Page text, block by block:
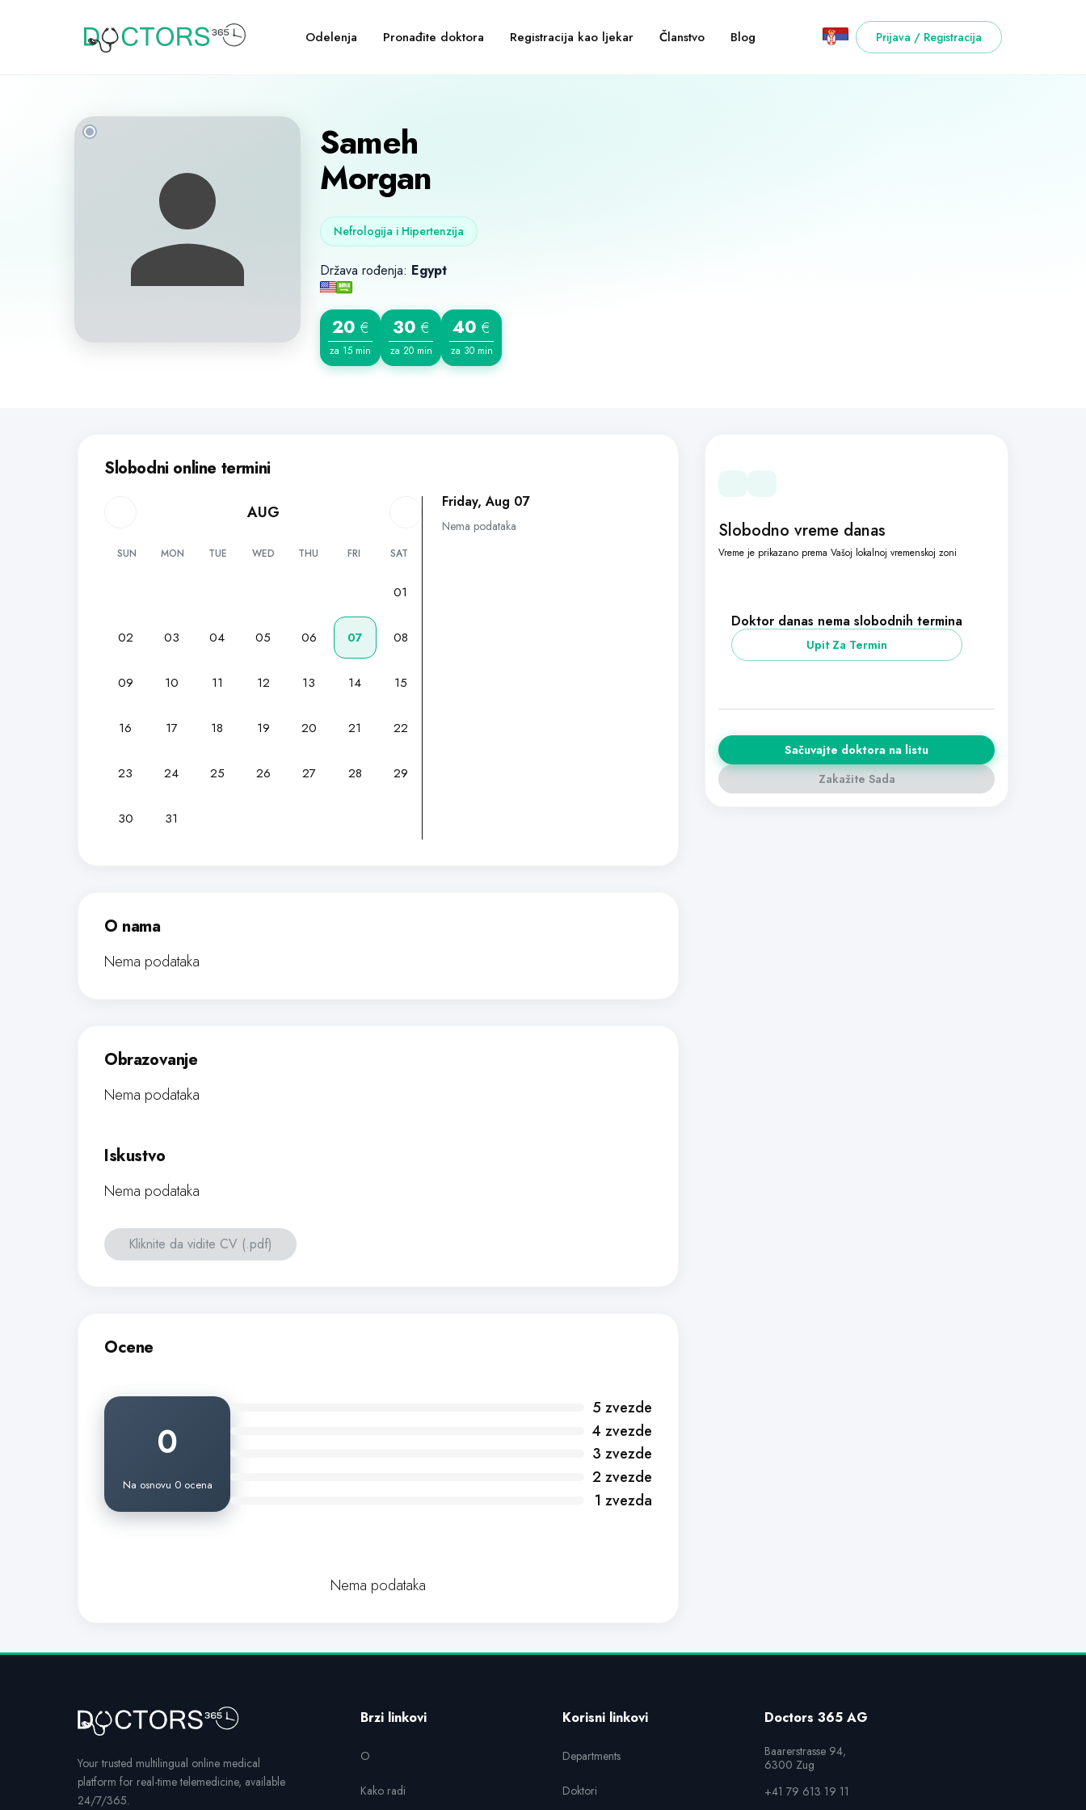
Odelenja Pronađite doktora Registracija kao ljekar Članstvo Blog Prijava / Registracija
Sameh
Morgan
Nefrologija i Hipertenzija
Država rođenja: Egypt
20 €
za 15 min
30 €
za 20 min
40 €
za 30 min
Slobodni online termini
AUG
SUN MON TUE WED THU FRI SAT
01
02 03 04 05 06 07 08
09 10 11 12 13 14 15
16 17 18 19 20 21 22
23 24 25 26 27 28 29
30 31
Friday, Aug 07
Nema podataka
O nama
Nema podataka
Obrazovanje
Nema podataka
Iskustvo
Nema podataka
Kliknite da vidite CV (.pdf)
Ocene
0
Na osnovu 0 ocena
5 zvezde
4 zvezde
3 zvezde
2 zvezde
1 zvezda
Nema podataka
Slobodno vreme danas
Vreme je prikazano prema Vašoj lokalnoj vremenskoj zoni
Doktor danas nema slobodnih termina
Upit Za Termin
Sačuvajte doktora na listu
Zakažite Sada
Your trusted multilingual online medical
platform for real-time telemedicine, available
24/7/365.
Brzi linkovi
O
Kako radi
Korisni linkovi
Departments
Doktori
Doctors 365 AG
Baarerstrasse 94,
6300 Zug
+41 79 613 19 11